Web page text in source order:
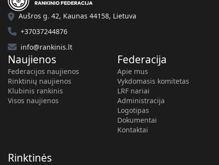
Aušros g. 42, Kaunas 44158, Lietuva
+37037244876
info@rankinis.lt
Naujienos
Federacijos naujienos
Rinktinių naujienos
Klubinis rankinis
Visos naujienos
Federacija
Apie mus
Vykdomasis komitetas
LRF nariai
Administracija
Logotipas
Dokumentai
Kontaktai
Rinktinės